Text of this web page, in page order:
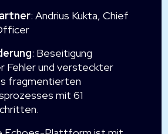
: Andrius Kukta, Chief
: Beseitigung
Fehler und versteckter
fragmentierten
mit 61